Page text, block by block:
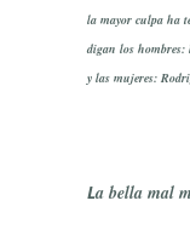
la mayor culpa ha
digan los hombres:
y las mujeres:
La bella mal